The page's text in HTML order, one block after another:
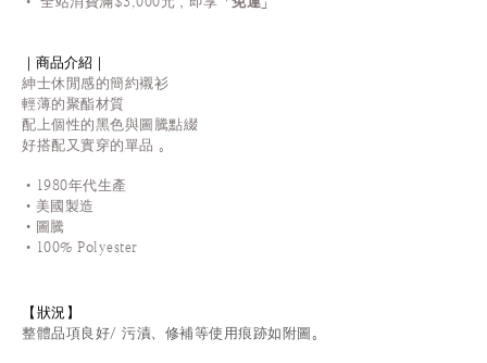
｜商品介紹｜
紳士休閒感的簡約襯衫
輕薄的聚酯材質
配上個性的黑色與圖騰點綴
好搭配又實穿的單品 。
•1980年代生產
•美國製造
•圖騰
•100% Polyester
【狀況】
整體品項良好/ 污漬、修補等使用痕跡如附圖。